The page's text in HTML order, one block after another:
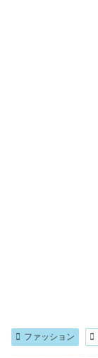
ファッション